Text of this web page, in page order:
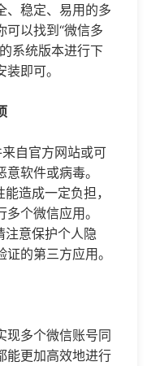
、稳定、易用的多
可以找到“微信多
系统版本进行下
即可。
自官方网站或可
软件或病毒。
造成一定负担，
个微信应用。
注意保护个人隐
的第三方应用。
现多个微信账号同
能更加高效地进行